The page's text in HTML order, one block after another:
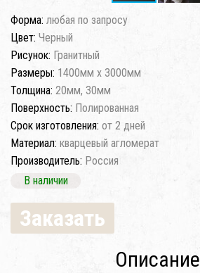
Форма: любая по запросу
Цвет: Черный
Рисунок: Гранитный
Размеры: 1400мм x 3000мм
Толщина: 20мм, 30мм
Поверхность: Полированная
Срок изготовления: от 2 дней
Материал: кварцевый агломерат
Производитель: Россия
В наличии
Заказать
Описание